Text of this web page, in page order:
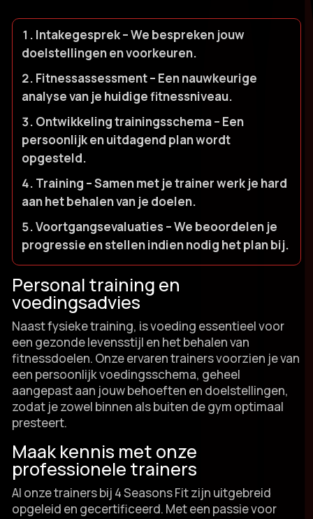
Intakegesprek– We bespreken jouw
doelstellingen en voorkeuren.​
Fitnessassessment– Een nauwkeurige
analyse van je huidige fitnessniveau.​
Ontwikkeling trainingsschema– Een
persoonlijk en uitdagend plan wordt
opgesteld.​
Training – Samen met je trainer werk je hard
aan het behalen van je doelen.​
Voortgangsevaluaties – We beoordelen je
progressie en stellen indien nodig het plan bij.​
Personal training en
voedingsadvies
Naast fysieke training, is voeding essentieel voor
een gezonde levensstijl en het behalen van
fitnessdoelen.​ Onze ervaren trainers voorzien je van
een persoonlijk voedingsschema, geheel
aangepast aan jouw behoeften en doelstellingen,
zodat je zowel binnen als buiten de gym optimaal
presteert.​
Maak kennis met onze
professionele trainers
Al onze trainers bij 4 Seasons Fit zijn uitgebreid
opgeleid en gecertificeerd.​ Met een passie voor